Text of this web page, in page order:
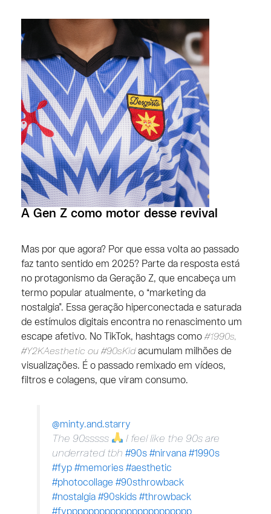
A Gen Z como motor desse revival
Mas por que agora? Por que essa volta ao passado
faz tanto sentido em 2025? Parte da resposta está
no protagonismo da Geração Z, que encabeça um
termo popular atualmente, o “marketing da
nostalgia”. Essa geração hiperconectada e saturada
de estímulos digitais encontra no renascimento um
escape afetivo. No TikTok, hashtags como #1990s,
#Y2KAesthetic ou #90sKidacumulam milhões de
visualizações. É o passado remixado em vídeos,
filtros e colagens, que viram consumo.
@minty.and.starry
The 90sssss
I feel like the 90s are
underrated tbh #90s #nirvana #1990s
#fyp #memories #aesthetic
#photocollage #90sthrowback
#nostalgia #90skids #throwback
#fyppppppppppppppppppppppp